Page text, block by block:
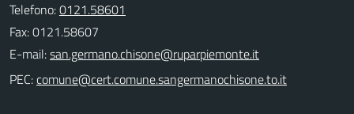
Telefono:0121.58601
Fax: 0121.58607
E-mail:
PEC: